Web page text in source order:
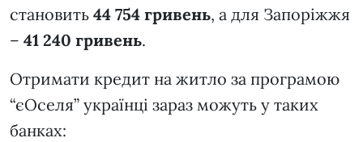
становить 44 754 гривень, а для Запоріжжя
– 41 240 гривень.
Отримати кредит на житло за програмою
“єОселя” українці зараз можуть у таких
банках: